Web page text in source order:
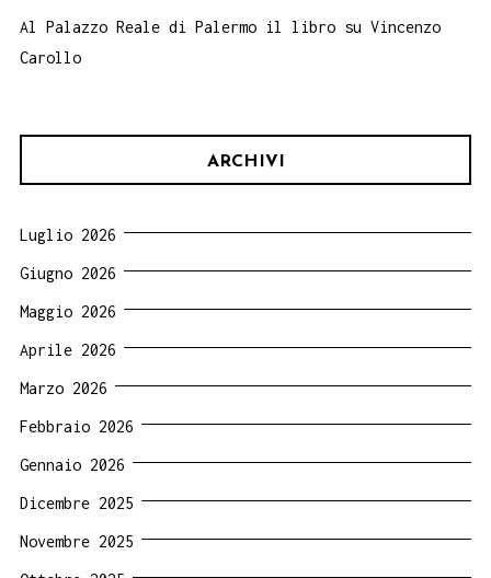
Al Palazzo Reale di Palermo il libro su Vincenzo
Carollo
ARCHIVI
Luglio 2026
Giugno 2026
Maggio 2026
Aprile 2026
Marzo 2026
Febbraio 2026
Gennaio 2026
Dicembre 2025
Novembre 2025